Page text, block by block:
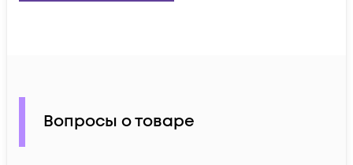
Вопросы о товаре